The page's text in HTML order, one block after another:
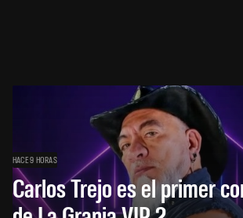
HACE 9 HORAS
Carlos Trejo es el primer